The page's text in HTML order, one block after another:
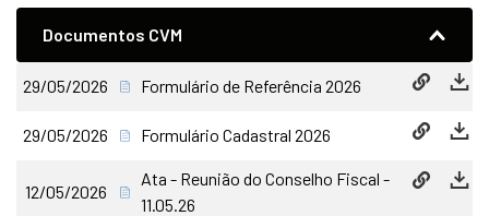
Documentos CVM
29/05/2026 Formulário de Referência 2026
29/05/2026 Formulário Cadastral 2026
12/05/2026
Ata - Reunião do Conselho Fiscal -
11.05.26